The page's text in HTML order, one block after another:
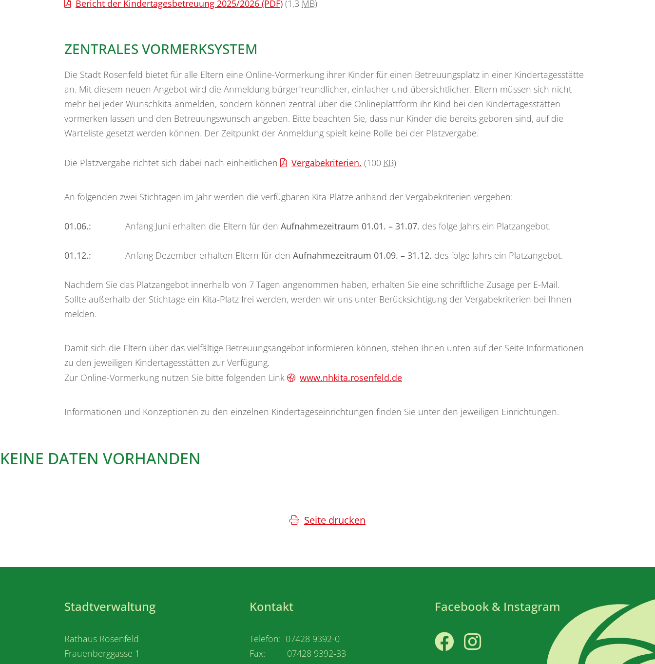
Bericht der Kindertagesbetreuung 2025/2026 (PDF) (1,3 MB)
ZENTRALES VORMERKSYSTEM
Die Stadt Rosenfeld bietet für alle Eltern eine Online-Vormerkung ihrer Kinder für einen Betreuungsplatz in einer Kindertagesstätte
an. Mit diesem neuen Angebot wird die Anmeldung bürgerfreundlicher, einfacher und übersichtlicher. Eltern müssen sich nicht
mehr bei jeder Wunschkita anmelden, sondern können zentral über die Onlineplattform ihr Kind bei den Kindertagesstätten
vormerken lassen und den Betreuungswunsch angeben. Bitte beachten Sie, dass nur Kinder die bereits geboren sind, auf die
Warteliste gesetzt werden können. Der Zeitpunkt der Anmeldung spielt keine Rolle bei der Platzvergabe.
Die Platzvergabe richtet sich dabei nach einheitlichen Vergabekriterien. (100 KB)
An folgenden zwei Stichtagen im Jahr werden die verfügbaren Kita-Plätze anhand der Vergabekriterien vergeben:
01.06.: Anfang Juni erhalten die Eltern für den Aufnahmezeitraum 01.01. – 31.07. des folge Jahrs ein Platzangebot.
01.12.: Anfang Dezember erhalten Eltern für den Aufnahmezeitraum 01.09. – 31.12. des folge Jahrs ein Platzangebot.
Nachdem Sie das Platzangebot innerhalb von 7 Tagen angenommen haben, erhalten Sie eine schriftliche Zusage per E-Mail.
Sollte außerhalb der Stichtage ein Kita-Platz frei werden, werden wir uns unter Berücksichtigung der Vergabekriterien bei Ihnen
melden.
Damit sich die Eltern über das vielfältige Betreuungsangebot informieren können, stehen Ihnen unten auf der Seite Informationen
zu den jeweiligen Kindertagesstätten zur Verfügung.
Zur Online-Vormerkung nutzen Sie bitte folgenden Link
www.nhkita.rosenfeld.de
Informationen und Konzeptionen zu den einzelnen Kindertageseinrichtungen finden Sie unter den jeweiligen Einrichtungen.
KEINE DATEN VORHANDEN
Seite drucken
Stadtverwaltung
Rathaus Rosenfeld
Frauenberggasse 1
Kontakt
Telefon: 07428 9392-0
Fax: 07428 9392-33
Facebook & Instagram